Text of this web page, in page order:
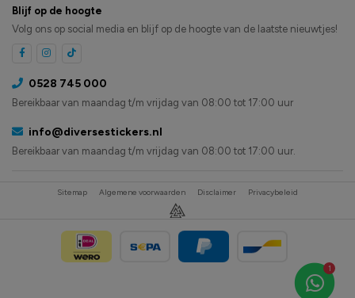
1
Blijf op de hoogte
Volg ons op social media en blijf op de hoogte van de laatste nieuwtjes!
0528 745 000
Bereikbaar van maandag t/m vrijdag van 08:00 tot 17:00 uur
info@diversestickers.nl
Bereikbaar van maandag t/m vrijdag van 08:00 tot 17:00 uur.
Sitemap Algemene voorwaarden Disclaimer Privacybeleid